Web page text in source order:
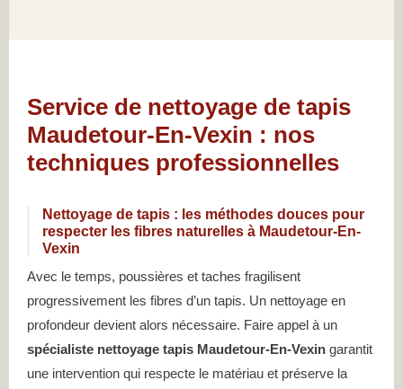
Service de nettoyage de tapis
Maudetour-En-Vexin : nos
techniques professionnelles
Nettoyage de tapis : les méthodes douces pour
respecter les fibres naturelles à Maudetour-En-
Vexin
Avec le temps, poussières et taches fragilisent
progressivement les fibres d’un tapis. Un nettoyage en
profondeur devient alors nécessaire. Faire appel à un
spécialiste nettoyage tapis Maudetour-En-Vexin garantit
une intervention qui respecte le matériau et préserve la